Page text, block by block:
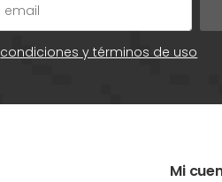
condiciones y términos de uso
Mi